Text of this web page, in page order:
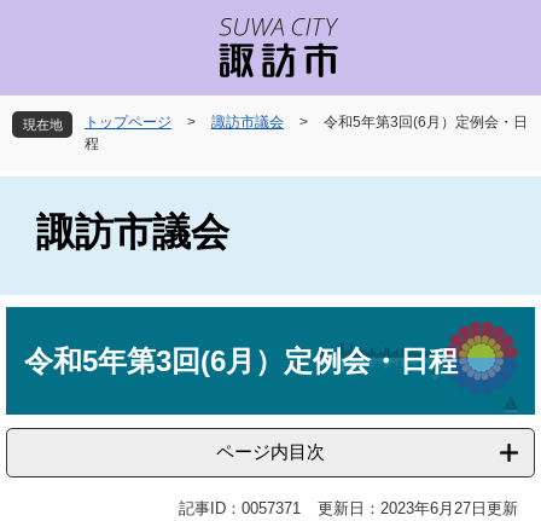
先
頭
を
飛
へ
現在地 トップページ > 諏訪市議会 >
令和5年第3回(6月）定例会・日
程
諏訪市議会
令和5年第3回(6月）定例会・日程
ページ内目次
記事ID：0057371 更新日：2023年6月27日更新